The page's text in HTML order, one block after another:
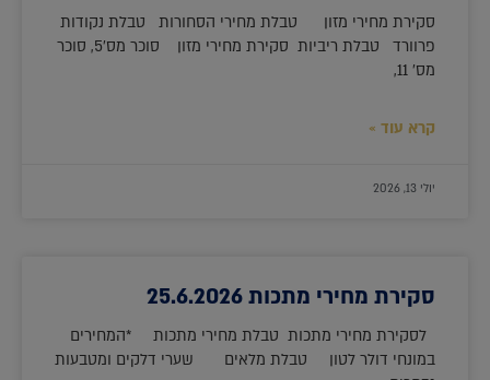
סקירת מחירי מזון טבלת מחירי הסחורות טבלת נקודות
פרוורד טבלת ריביות סקירת מחירי מזון סוכר מס'5, סוכר
מס' 11,
קרא עוד »
יולי 13, 2026
סקירת מחירי מתכות 25.6.2026
לסקירת מחירי מתכות טבלת מחירי מתכות *המחירים
במונחי דולר לטון טבלת מלאים שערי דלקים ומטבעות